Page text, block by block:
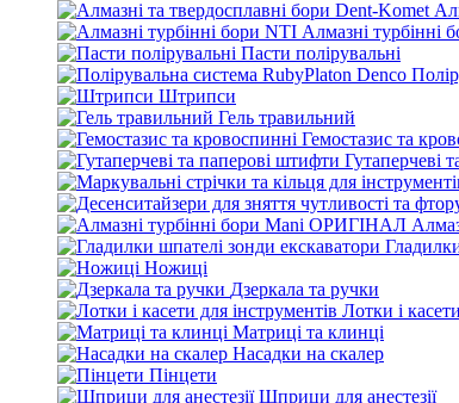
Алмазні турбінні
Пасти полірувальні
Штрипси
Гель травильний
Гемостазис та
Гутаперчеві
Ножиці
Дзеркала та ручки
Лотки і
Матриці та клинці
Насадки на скалер
Пінцети
Шприци для анестезії